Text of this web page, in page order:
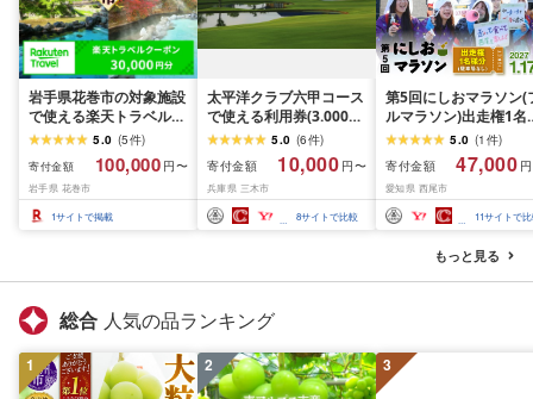
岩手県花巻市の対象施設
で使える楽天トラベルク
ーポン 30,000円分 寄付
額 100,000円 旅行 チケ
ット 観光地応援 岩手県
温泉 観光 ホテル 旅館 ク
ーポン 予約 宿泊 コロナ
5.0 (5件)
寄付金額 100,000 円〜
岩手県 花巻市
1サイトで掲載
太平洋クラブ六甲コース
で使える利用券(3.000円
分)
5.0 (6件)
寄付金額
10,000 円〜
兵庫県 三木市
8サイトで比較
第5回にしおマラソン(
ルマラソン)出走権1名
(駐車券なし)・
nmarathon5
5.0 (1 件)
寄付金額
47,000
愛知県 西尾市
11サイトで
もっと見る
総合 人気の品ランキング
1 2 3